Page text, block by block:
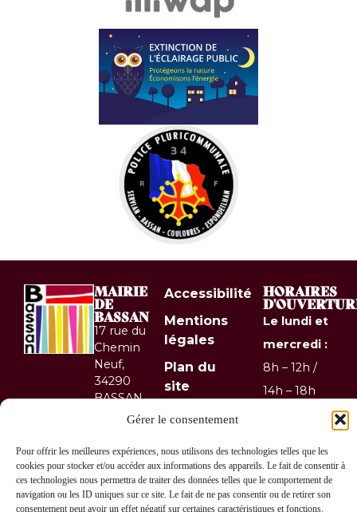
Gérer le consentement
Pour offrir les meilleures expériences, nous utilisons des technologies telles que les
cookies pour stocker et/ou accéder aux informations des appareils. Le fait de consentir à
ces technologies nous permettra de traiter des données telles que le comportement de
navigation ou les ID uniques sur ce site. Le fait de ne pas consentir ou de retirer son
consentement peut avoir un effet négatif sur certaines caractéristiques et fonctions.
MAIRIE
DE
BASSAN
17 rue du
Chemin
Neuf,
34290
BASSAN
04 67
67
Contactez-
nous !
Accessibilité
Mentions
légales
Plan du
site
Confidentialité
& GRU
développés
par Utopia
HORAIRES
Le lundi et
mercredi :
8h – 12h /
14h – 18h
8h – 12h
Le
vendredi :